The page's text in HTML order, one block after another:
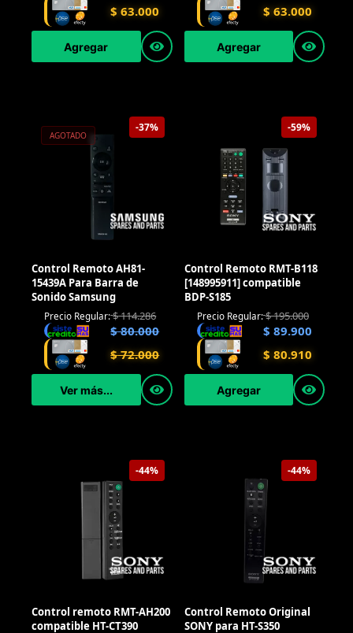
$ 63.000
Agregar
$ 63.000
Agregar
-37%
AGOTADO
Control Remoto AH81-
15439A Para Barra de
Sonido Samsung
Precio Regular:$114.286
$80.000
$72.000
Ver más...
-59%
Control Remoto RMT-B118
[148995911] compatible
BDP-S185
Precio Regular:$195.000
$ 89.900
$ 80.910
Agregar
-44%
Control remoto RMT-AH200
compatible HT-CT390
-44%
Control Remoto Original
SONY para HT-S350